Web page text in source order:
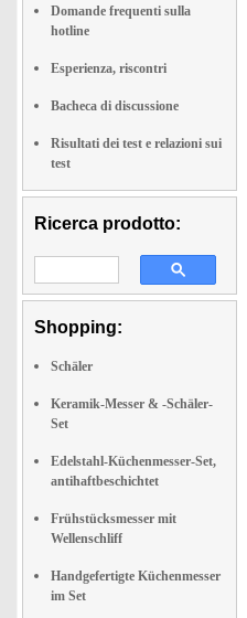
Domande frequenti sulla
hotline
Esperienza, riscontri
Bacheca di discussione
Risultati dei test e relazioni sui
test
Ricerca prodotto:
Shopping:
Schäler
Keramik-Messer & -Schäler-
Set
Edelstahl-Küchenmesser-Set,
antihaftbeschichtet
Frühstücksmesser mit
Wellenschliff
Handgefertigte Küchenmesser
im Set